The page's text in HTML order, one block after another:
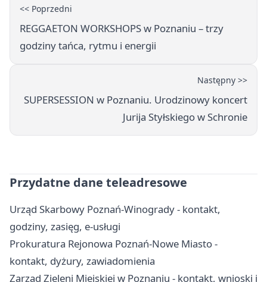
<< Poprzedni
REGGAETON WORKSHOPS w Poznaniu – trzy
godziny tańca, rytmu i energii
Następny >>
SUPERSESSION w Poznaniu. Urodzinowy koncert
Jurija Styłskiego w Schronie
Przydatne dane teleadresowe
Urząd Skarbowy Poznań-Winogrady - kontakt,
godziny, zasięg, e-usługi
Prokuratura Rejonowa Poznań-Nowe Miasto -
kontakt, dyżury, zawiadomienia
Zarząd Zieleni Miejskiej w Poznaniu - kontakt, wnioski i